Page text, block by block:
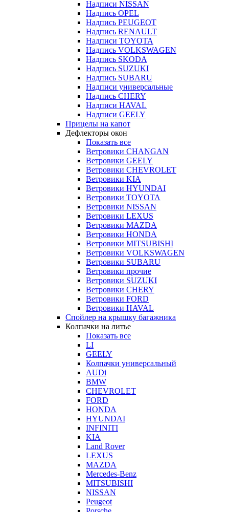
Надписи NISSAN
Надпись OPEL
Надпись PEUGEOT
Надпись RENAULT
Надписи TOYOTA
Надпись VOLKSWAGEN
Надпись SKODA
Надпись SUZUKI
Надпись SUBARU
Надписи универсальные
Надпись CHERY
Надписи HAVAL
Надписи GEELY
Прицелы на капот
Дефлекторы окон
Показать все
Ветровики CHANGAN
Ветровики GEELY
Ветровики CHEVROLET
Ветровики KIA
Ветровики HYUNDAI
Ветровики TOYOTA
Ветровики NISSAN
Ветровики LEXUS
Ветровики MAZDA
Ветровики HONDA
Ветровики MITSUBISHI
Ветровики VOLKSWAGEN
Ветровики SUBARU
Ветровики прочие
Ветровики SUZUKI
Ветровики CHERY
Ветровики FORD
Ветровики HAVAL
Спойлер на крышку багажника
Колпачки на литье
Показать все
LI
GEELY
Колпачки универсальный
AUDi
BMW
CHEVROLET
FORD
HONDA
HYUNDAI
INFINITI
KIA
Land Rover
LEXUS
MAZDA
Mercedes-Benz
MITSUBISHI
NISSAN
Peugeot